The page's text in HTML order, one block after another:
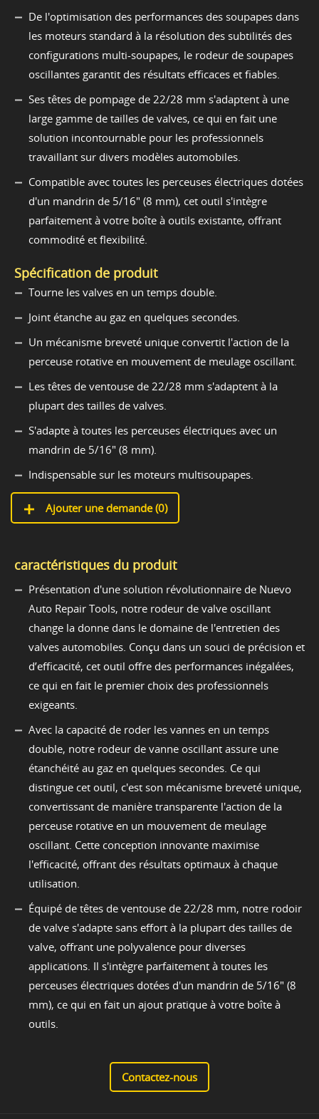
De l'optimisation des performances des soupapes dans
les moteurs standard à la résolution des subtilités des
configurations multi-soupapes, le rodeur de soupapes
oscillantes garantit des résultats efficaces et fiables.
Ses têtes de pompage de 22/28 mm s'adaptent à une
large gamme de tailles de valves, ce qui en fait une
solution incontournable pour les professionnels
travaillant sur divers modèles automobiles.
Compatible avec toutes les perceuses électriques dotées
d'un mandrin de 5/16" (8 mm), cet outil s'intègre
parfaitement à votre boîte à outils existante, offrant
commodité et flexibilité.
Spécification de produit
Tourne les valves en un temps double.
Joint étanche au gaz en quelques secondes.
Un mécanisme breveté unique convertit l'action de la
perceuse rotative en mouvement de meulage oscillant.
Les têtes de ventouse de 22/28 mm s'adaptent à la
plupart des tailles de valves.
S'adapte à toutes les perceuses électriques avec un
mandrin de 5/16" (8 mm).
Indispensable sur les moteurs multisoupapes.
Ajouter une demande (0)
caractéristiques du produit
Présentation d'une solution révolutionnaire de Nuevo
Auto Repair Tools, notre rodeur de valve oscillant
change la donne dans le domaine de l'entretien des
valves automobiles. Conçu dans un souci de précision et
d’efficacité, cet outil offre des performances inégalées,
ce qui en fait le premier choix des professionnels
exigeants.
Avec la capacité de roder les vannes en un temps
double, notre rodeur de vanne oscillant assure une
étanchéité au gaz en quelques secondes. Ce qui
distingue cet outil, c'est son mécanisme breveté unique,
convertissant de manière transparente l'action de la
perceuse rotative en un mouvement de meulage
oscillant. Cette conception innovante maximise
l'efficacité, offrant des résultats optimaux à chaque
utilisation.
Équipé de têtes de ventouse de 22/28 mm, notre rodoir
de valve s'adapte sans effort à la plupart des tailles de
valve, offrant une polyvalence pour diverses
applications. Il s'intègre parfaitement à toutes les
perceuses électriques dotées d'un mandrin de 5/16" (8
mm), ce qui en fait un ajout pratique à votre boîte à
outils.
Contactez-nous